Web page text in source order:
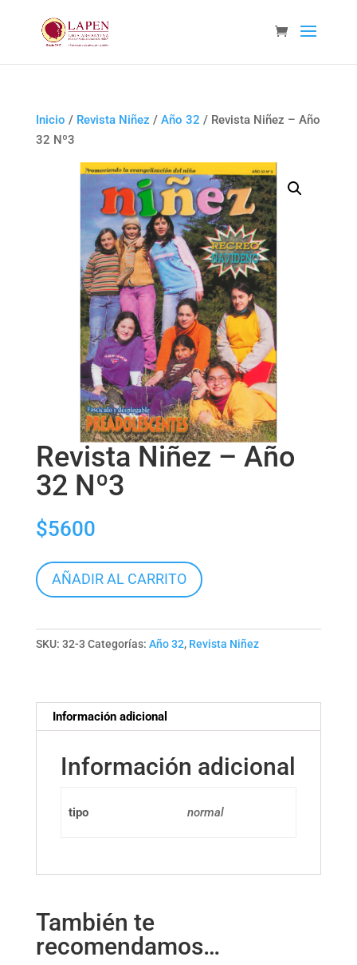
Inicio / Revista Niñez / Año 32 / Revista Niñez – Año
32 Nº3
Revista Niñez – Año
32 Nº3
$5600
Revista
Niñez
Año
32
AÑADIR AL CARRITO
SKU: 32-3 Categorías: Año 32, Revista Niñez
Información adicional
Información adicional
tipo normal
También te
recomendamos…